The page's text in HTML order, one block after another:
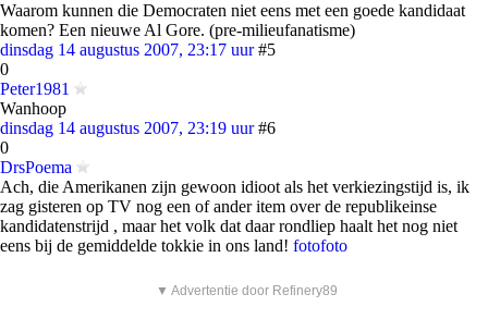
Waarom kunnen die Democraten niet eens met een goede kandidaat
komen? Een nieuwe Al Gore. (pre-milieufanatisme)
dinsdag 14 augustus 2007, 23:17 uur #5
0
Peter1981
Wanhoop
dinsdag 14 augustus 2007, 23:19 uur #6
0
DrsPoema
Ach, die Amerikanen zijn gewoon idioot als het verkiezingstijd is, ik
zag gisteren op TV nog een of ander item over de republikeinse
kandidatenstrijd , maar het volk dat daar rondliep haalt het nog niet
eens bij de gemiddelde tokkie in ons land! fotofoto
▼ Advertentie door Refinery89